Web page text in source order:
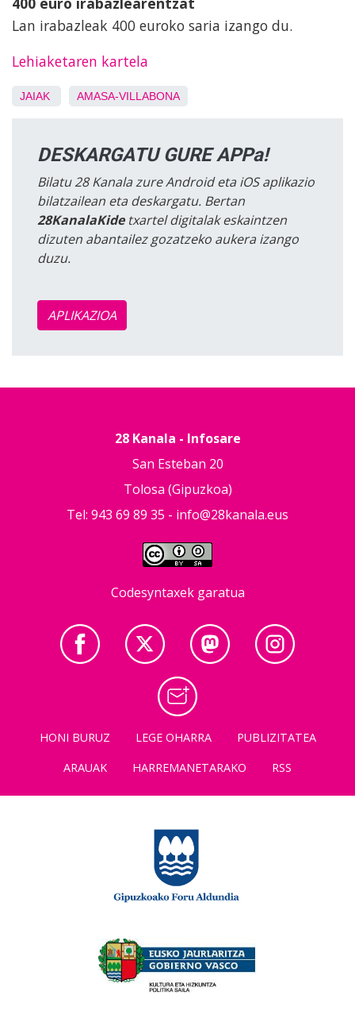
Lan irabazleak 400 euroko saria izango du.
Lehiaketaren kartela
JAIAK AMASA-VILLABONA
DESKARGATU GURE APPa!
Bilatu 28 Kanala zure Android eta iOS aplikazio
bilatzailean eta deskargatu. Bertan
28KanalaKidetxartel digitalak eskaintzen
dizuten abantailez gozatzeko aukera izango
duzu.
APLIKAZIOA
28 Kanala - Infosare
San Esteban 20
Tolosa (Gipuzkoa)
Tel: 943 69 89 35 - info@28kanala.eus
Codesyntaxek garatua
HONI BURUZ LEGE OHARRA
PUBLIZITATEA
ARAUAK
HARREMANETARAKO RSS